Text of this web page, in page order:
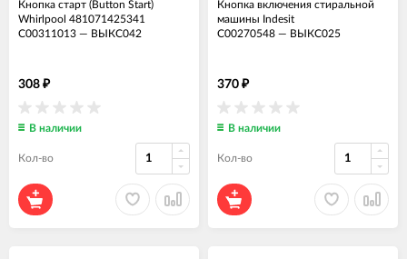
Кнопка старт (Button Start)
Whirlpool 481071425341
C00311013 — ВЫКС042
308 ₽
В наличии
Кол-во
Кнопка включения стиральной
машины Indesit
C00270548 — ВЫКС025
370 ₽
В наличии
Кол-во